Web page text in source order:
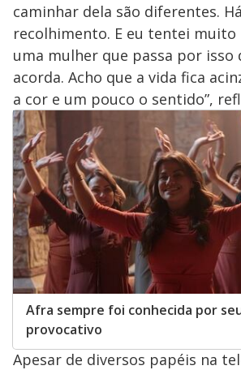
caminhar dela são diferentes.
recolhimento. E eu tentei muito
uma mulher que passa por isso
acorda. Acho que a vida fica
a cor e um pouco o sentido”,
Afra sempre foi conhecida por
provocativo
Apesar de diversos papéis na